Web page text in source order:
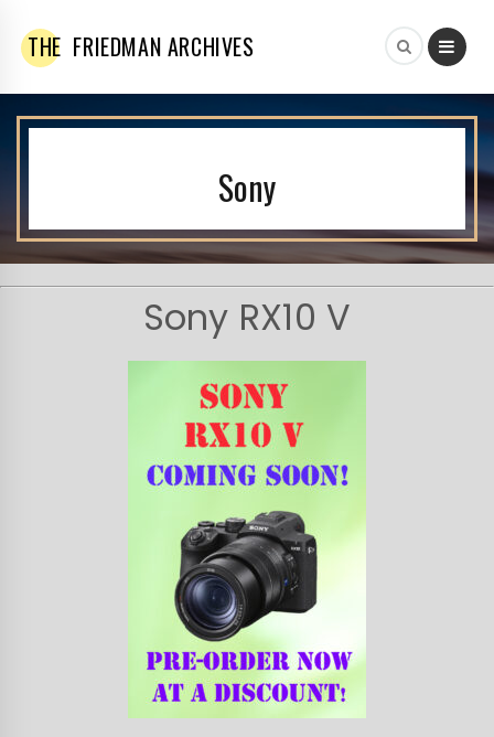
THE FRIEDMAN ARCHIVES
Sony
Sony RX10 V